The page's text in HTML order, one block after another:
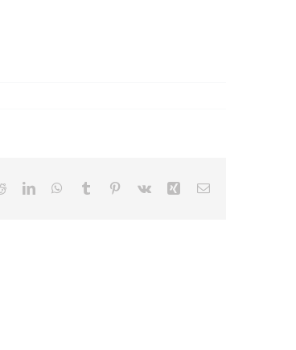
RedditLinkedInWhatsApp
Tumblr Pinterest
Vk XingE-